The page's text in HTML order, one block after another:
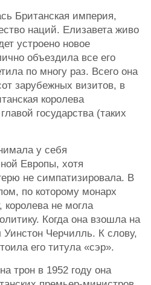
Британская империя,
наций. Елизавета живо
устроено новое
объездила все его
по многу раз. Всего она
зарубежных визитов, в
королева
государства (таких
у себя
Европы, хотя
не симпатизировала. В
по которому монарх
королева не могла
Когда она взошла на
Уинстон Черчилль. К слову,
его титула «сэр».
трон в 1952 году она